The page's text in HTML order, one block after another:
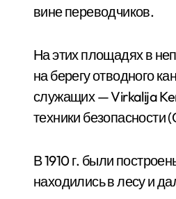
вине переводчиков.
На этих площадях в
на берегу отводного
служащих — Virkalija
техники
В 1910 г. были
находились в лесу и